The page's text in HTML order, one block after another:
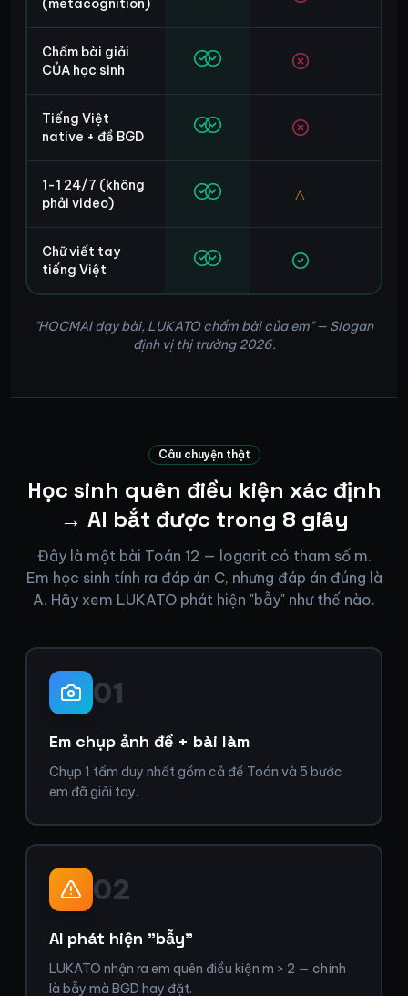
(metacognition)
Chấm bài giải
CỦA học sinh
Tiếng Việt
native + đề BGD
1-1 24/7 (không
phải video)
△
Chữ viết tay
tiếng Việt
"HOCMAI dạy bài, LUKATO chấm bài của em" — Slogan
định vị thị trường 2026.
Câu chuyện thật
Học sinh quên điều kiện xác định
→ AI bắt được trong 8 giây
Đây là một bài Toán 12 — logarit có tham số m.
Em học sinh tính ra đáp án C, nhưng đáp án đúng là
A. Hãy xem LUKATO phát hiện "bẫy" như thế nào.
01
Em chụp ảnh đề + bài làm
Chụp 1 tấm duy nhất gồm cả đề Toán và 5 bước
em đã giải tay.
02
AI phát hiện "bẫy"
LUKATO nhận ra em quên điều kiện m > 2 — chính
là bẫy mà BGD hay đặt.